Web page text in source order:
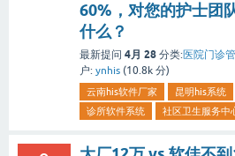
60%，对您的护士团
什么？
最新提问 4月 28 分类:医院门诊
户: ynhis (10.8k 分)
云南his软件厂家
昆明his系统
诊所软件系统
社区卫生服务中